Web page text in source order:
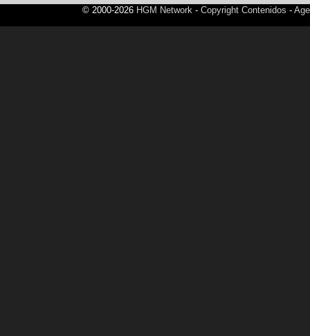
© 2000-2026 HGM Network- Copyright Contenidos -